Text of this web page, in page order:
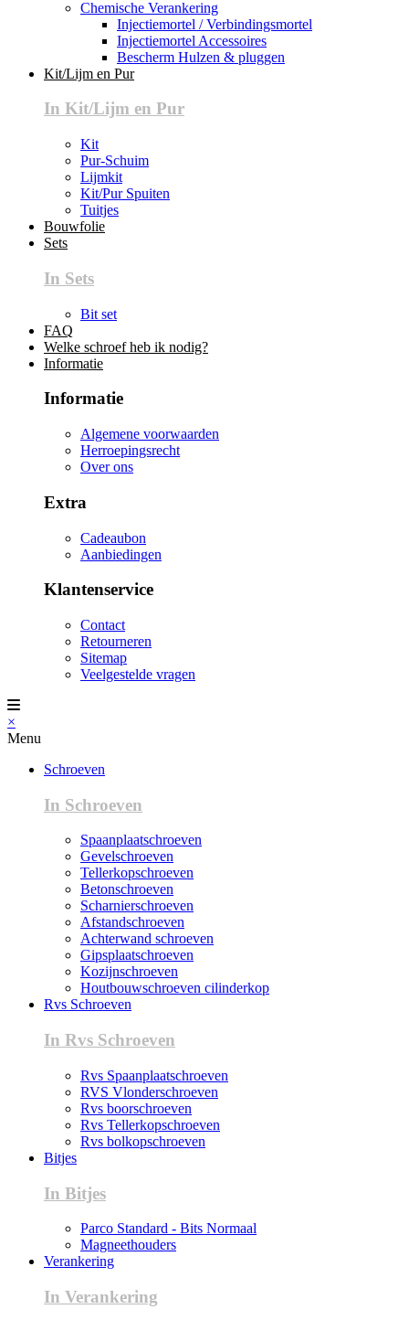
Chemische Verankering
Injectiemortel / Verbindingsmortel
Injectiemortel Accessoires
Bescherm Hulzen & pluggen
Kit/Lijm en Pur
In Kit/Lijm en Pur
Kit
Pur-Schuim
Lijmkit
Kit/Pur Spuiten
Tuitjes
Bouwfolie
Sets
In Sets
Bit set
FAQ
Welke schroef heb ik nodig?
Informatie
Informatie
Algemene voorwaarden
Herroepingsrecht
Over ons
Extra
Cadeaubon
Aanbiedingen
Klantenservice
Contact
Retourneren
Sitemap
Veelgestelde vragen
×
Menu
Schroeven
In Schroeven
Spaanplaatschroeven
Gevelschroeven
Tellerkopschroeven
Betonschroeven
Scharnierschroeven
Afstandschroeven
Achterwand schroeven
Gipsplaatschroeven
Kozijnschroeven
Houtbouwschroeven cilinderkop
Rvs Schroeven
In Rvs Schroeven
Rvs Spaanplaatschroeven
RVS Vlonderschroeven
Rvs boorschroeven
Rvs Tellerkopschroeven
Rvs bolkopschroeven
Bitjes
In Bitjes
Parco Standard - Bits Normaal
Magneethouders
Verankering
In Verankering